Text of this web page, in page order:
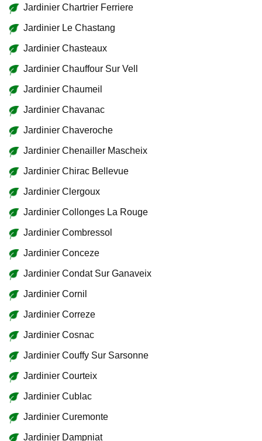
Jardinier Chartrier Ferriere
Jardinier Le Chastang
Jardinier Chasteaux
Jardinier Chauffour Sur Vell
Jardinier Chaumeil
Jardinier Chavanac
Jardinier Chaveroche
Jardinier Chenailler Mascheix
Jardinier Chirac Bellevue
Jardinier Clergoux
Jardinier Collonges La Rouge
Jardinier Combressol
Jardinier Conceze
Jardinier Condat Sur Ganaveix
Jardinier Cornil
Jardinier Correze
Jardinier Cosnac
Jardinier Couffy Sur Sarsonne
Jardinier Courteix
Jardinier Cublac
Jardinier Curemonte
Jardinier Dampniat